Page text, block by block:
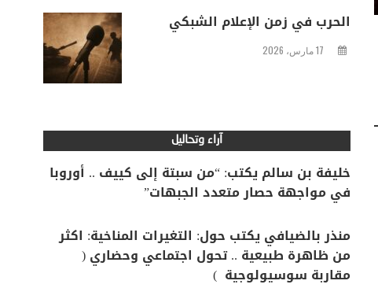
الحرب في زمن الإعلام الشبكي
17 مارس، 2026
آراء وتحاليل
خليفة بن سالم يكتب: “من سبتة إلى كييف .. أوروبا
في مواجهة حصار متعدد الجبهات”
منذر بالضيافي يكتب حول: التغيرات المناخية: اكثر
من ظاهرة طبيعية .. تحول اجتماعي وحضاري (
مقاربة سوسيولوجية )